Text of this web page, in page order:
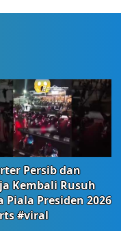
Persib dan
Kembali Rusuh
Piala Presiden 2026
#viral